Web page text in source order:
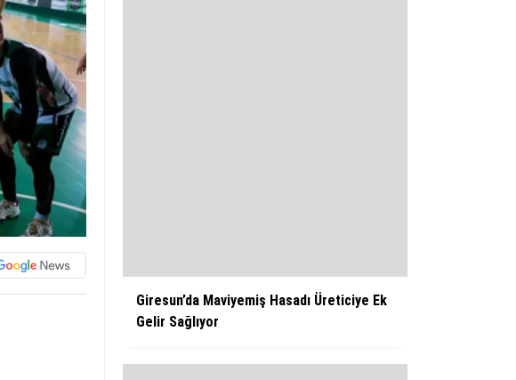
Giresun’da Maviyemiş Hasadı Üreticiye Ek
Gelir Sağlıyor